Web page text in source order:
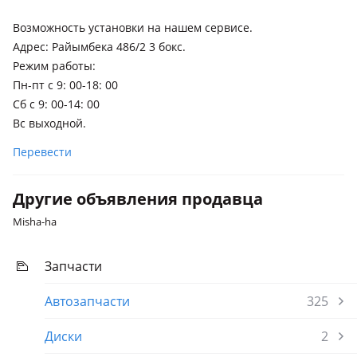
Возможность установки на нашем сервисе.
Адрес: Райымбека 486/2 3 бокс.
Режим работы:
Пн-пт с 9: 00-18: 00
Сб с 9: 00-14: 00
Вс выходной.
Перевести
Другие объявления продавца
Misha-ha
Запчасти
Автозапчасти
325
Диски
2